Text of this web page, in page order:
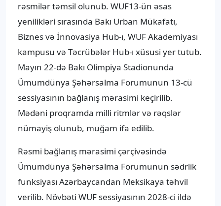
rəsmilər təmsil olunub. WUF13-ün əsas
yenilikləri sırasında Bakı Urban Mükafatı,
Biznes və İnnovasiya Hub-ı, WUF Akademiyası
kampusu və Təcrübələr Hub-ı xüsusi yer tutub.
Mayın 22-də Bakı Olimpiya Stadionunda
Ümumdünya Şəhərsalma Forumunun 13-cü
sessiyasının bağlanış mərasimi keçirilib.
Mədəni proqramda milli ritmlər və rəqslər
nümayiş olunub, muğam ifa edilib.
Rəsmi bağlanış mərasimi çərçivəsində
Ümumdünya Şəhərsalma Forumunun sədrlik
funksiyası Azərbaycandan Meksikaya təhvil
verilib. Növbəti WUF sessiyasının 2028-ci ildə